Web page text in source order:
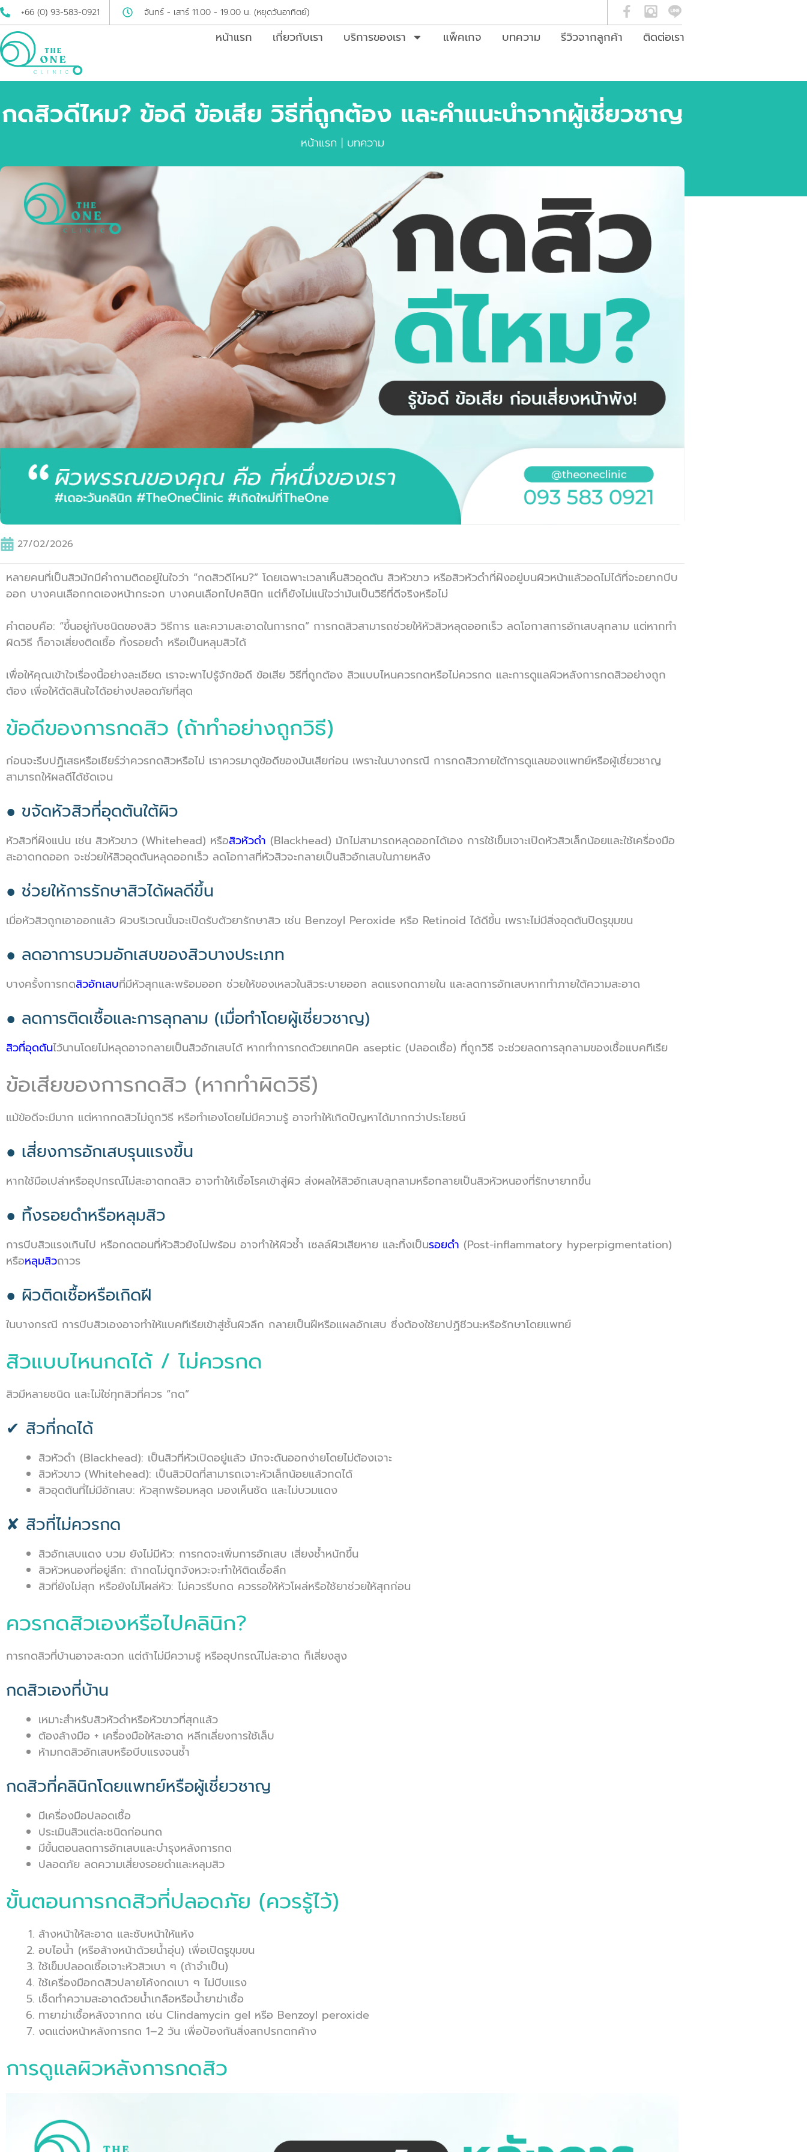
+66 (0) 93-583-0921 จันทร์ - เสาร์ 11.00 - 19.00 น. (หยุดวันอาทิตย์)
หน้าแรก เกี่ยวกับเรา บริการของเรา แพ็คเกจ บทความ รีวิวจากลูกค้า ติดต่อเรา
กดสิวดีไหม? ข้อดี ข้อเสีย วิธีที่ถูกต้อง และคำแนะนำจากผู้เชี่ยวชาญ
หน้าแรก | บทความ
27/02/2026
หลายคนที่เป็นสิวมักมีคำถามติดอยู่ในใจว่า “กดสิวดีไหม?” โดยเฉพาะเวลาเห็นสิวอุดตัน สิวหัวขาว หรือสิวหัวดำที่ฝังอยู่บนผิวหน้าแล้วอดไม่ได้ที่จะอยากบีบ
ออก บางคนเลือกกดเองหน้ากระจก บางคนเลือกไปคลินิก แต่ก็ยังไม่แน่ใจว่ามันเป็นวิธีที่ดีจริงหรือไม่
คำตอบคือ: “ขึ้นอยู่กับชนิดของสิว วิธีการ และความสะอาดในการกด” การกดสิวสามารถช่วยให้หัวสิวหลุดออกเร็ว ลดโอกาสการอักเสบลุกลาม แต่หากทำ
ผิดวิธี ก็อาจเสี่ยงติดเชื้อ ทิ้งรอยดำ หรือเป็นหลุมสิวได้
เพื่อให้คุณเข้าใจเรื่องนี้อย่างละเอียด เราจะพาไปรู้จักข้อดี ข้อเสีย วิธีที่ถูกต้อง สิวแบบไหนควรกดหรือไม่ควรกด และการดูแลผิวหลังการกดสิวอย่างถูก
ต้อง เพื่อให้ตัดสินใจได้อย่างปลอดภัยที่สุด
ข้อดีของการกดสิว (ถ้าทำอย่างถูกวิธี)
ก่อนจะรีบปฏิเสธหรือเชียร์ว่าควรกดสิวหรือไม่ เราควรมาดูข้อดีของมันเสียก่อน เพราะในบางกรณี การกดสิวภายใต้การดูแลของแพทย์หรือผู้เชี่ยวชาญ
สามารถให้ผลดีได้ชัดเจน
● ขจัดหัวสิวที่อุดตันใต้ผิว
หัวสิวที่ฝังแน่น เช่น สิวหัวขาว (Whitehead) หรือสิวหัวดำ (Blackhead) มักไม่สามารถหลุดออกได้เอง การใช้เข็มเจาะเปิดหัวสิวเล็กน้อยและใช้เครื่องมือ
สะอาดกดออก จะช่วยให้สิวอุดตันหลุดออกเร็ว ลดโอกาสที่หัวสิวจะกลายเป็นสิวอักเสบในภายหลัง
● ช่วยให้การรักษาสิวได้ผลดีขึ้น
เมื่อหัวสิวถูกเอาออกแล้ว ผิวบริเวณนั้นจะเปิดรับตัวยารักษาสิว เช่น Benzoyl Peroxide หรือ Retinoid ได้ดีขึ้น เพราะไม่มีสิ่งอุดตันปิดรูขุมขน
● ลดอาการบวมอักเสบของสิวบางประเภท
บางครั้งการกดสิวอักเสบที่มีหัวสุกและพร้อมออก ช่วยให้ของเหลวในสิวระบายออก ลดแรงกดภายใน และลดการอักเสบหากทำภายใต้ความสะอาด
● ลดการติดเชื้อและการลุกลาม (เมื่อทำโดยผู้เชี่ยวชาญ)
สิวที่อุดตันไว้นานโดยไม่หลุดอาจกลายเป็นสิวอักเสบได้ หากทำการกดด้วยเทคนิค aseptic (ปลอดเชื้อ) ที่ถูกวิธี จะช่วยลดการลุกลามของเชื้อแบคทีเรีย
ข้อเสียของการกดสิว (หากทำผิดวิธี)
แม้ข้อดีจะมีมาก แต่หากกดสิวไม่ถูกวิธี หรือทำเองโดยไม่มีความรู้ อาจทำให้เกิดปัญหาได้มากกว่าประโยชน์
● เสี่ยงการอักเสบรุนแรงขึ้น
หากใช้มือเปล่าหรืออุปกรณ์ไม่สะอาดกดสิว อาจทำให้เชื้อโรคเข้าสู่ผิว ส่งผลให้สิวอักเสบลุกลามหรือกลายเป็นสิวหัวหนองที่รักษายากขึ้น
● ทิ้งรอยดำหรือหลุมสิว
การบีบสิวแรงเกินไป หรือกดตอนที่หัวสิวยังไม่พร้อม อาจทำให้ผิวช้ำ เซลล์ผิวเสียหาย และทิ้งเป็นรอยดำ (Post-inflammatory hyperpigmentation)
หรือหลุมสิวถาวร
● ผิวติดเชื้อหรือเกิดฝี
ในบางกรณี การบีบสิวเองอาจทำให้แบคทีเรียเข้าสู่ชั้นผิวลึก กลายเป็นฝีหรือแผลอักเสบ ซึ่งต้องใช้ยาปฏิชีวนะหรือรักษาโดยแพทย์
สิวแบบไหนกดได้ / ไม่ควรกด
สิวมีหลายชนิด และไม่ใช่ทุกสิวที่ควร “กด”
✔ สิวที่กดได้
สิวหัวดำ (Blackhead): เป็นสิวที่หัวเปิดอยู่แล้ว มักจะดันออกง่ายโดยไม่ต้องเจาะ
สิวหัวขาว (Whitehead): เป็นสิวปิดที่สามารถเจาะหัวเล็กน้อยแล้วกดได้
สิวอุดตันที่ไม่มีอักเสบ: หัวสุกพร้อมหลุด มองเห็นชัด และไม่บวมแดง
✘ สิวที่ไม่ควรกด
สิวอักเสบแดง บวม ยังไม่มีหัว: การกดจะเพิ่มการอักเสบ เสี่ยงช้ำหนักขึ้น
สิวหัวหนองที่อยู่ลึก: ถ้ากดไม่ถูกจังหวะจะทำให้ติดเชื้อลึก
สิวที่ยังไม่สุก หรือยังไม่โผล่หัว: ไม่ควรรีบกด ควรรอให้หัวโผล่หรือใช้ยาช่วยให้สุกก่อน
ควรกดสิวเองหรือไปคลินิก?
การกดสิวที่บ้านอาจสะดวก แต่ถ้าไม่มีความรู้ หรืออุปกรณ์ไม่สะอาด ก็เสี่ยงสูง
กดสิวเองที่บ้าน
เหมาะสำหรับสิวหัวดำหรือหัวขาวที่สุกแล้ว
ต้องล้างมือ + เครื่องมือให้สะอาด หลีกเลี่ยงการใช้เล็บ
ห้ามกดสิวอักเสบหรือบีบแรงจนช้ำ
กดสิวที่คลินิกโดยแพทย์หรือผู้เชี่ยวชาญ
มีเครื่องมือปลอดเชื้อ
ประเมินสิวแต่ละชนิดก่อนกด
มีขั้นตอนลดการอักเสบและบำรุงหลังการกด
ปลอดภัย ลดความเสี่ยงรอยดำและหลุมสิว
ขั้นตอนการกดสิวที่ปลอดภัย (ควรรู้ไว้)
ล้างหน้าให้สะอาด และซับหน้าให้แห้ง
อบไอน้ำ (หรือล้างหน้าด้วยน้ำอุ่น) เพื่อเปิดรูขุมขน
ใช้เข็มปลอดเชื้อเจาะหัวสิวเบา ๆ (ถ้าจำเป็น)
ใช้เครื่องมือกดสิวปลายโค้งกดเบา ๆ ไม่บีบแรง
เช็ดทำความสะอาดด้วยน้ำเกลือหรือน้ำยาฆ่าเชื้อ
ทายาฆ่าเชื้อหลังจากกด เช่น Clindamycin gel หรือ Benzoyl peroxide
งดแต่งหน้าหลังการกด 1–2 วัน เพื่อป้องกันสิ่งสกปรกตกค้าง
การดูแลผิวหลังการกดสิว